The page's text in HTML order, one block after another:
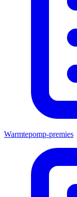
Warmtepomp-premies